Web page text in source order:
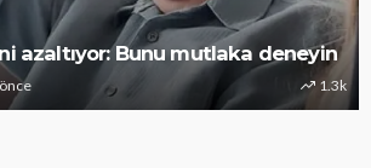
azaltıyor: Bunu mutlaka deneyin
1.3k